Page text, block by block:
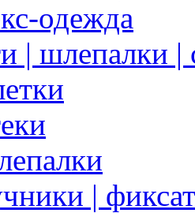
одежда
| шлепалки |
|